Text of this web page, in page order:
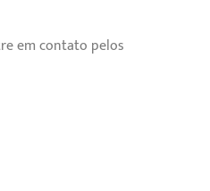
em contato pelos